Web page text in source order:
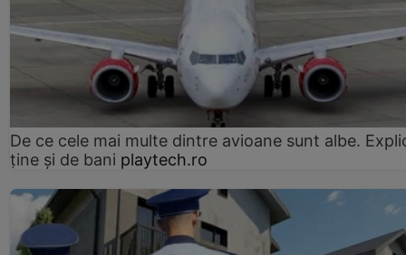
De ce cele mai multe dintre avioane sunt albe.
ține și de bani playtech.ro